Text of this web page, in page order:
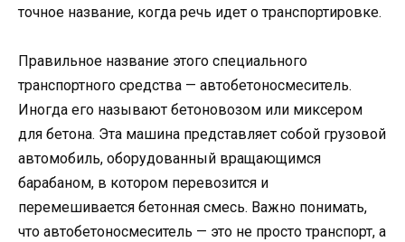
точное название, когда речь идет о транспортировке.
Правильное название этого специального
транспортного средства — автобетоносмеситель.
Иногда его называют бетоновозом или миксером
для бетона. Эта машина представляет собой грузовой
автомобиль, оборудованный вращающимся
барабаном, в котором перевозится и
перемешивается бетонная смесь. Важно понимать,
что автобетоносмеситель — это не просто транспорт, а